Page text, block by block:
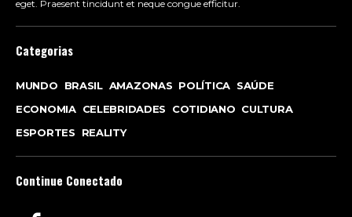
eget. Praesent tincidunt et neque congue efficitur.
Categorias
MUNDO BRASIL AMAZONAS POLÍTICA SAÚDE
ECONOMIA CELEBRIDADES COTIDIANO CULTURA
ESPORTES
REALITY
Continue Conectado